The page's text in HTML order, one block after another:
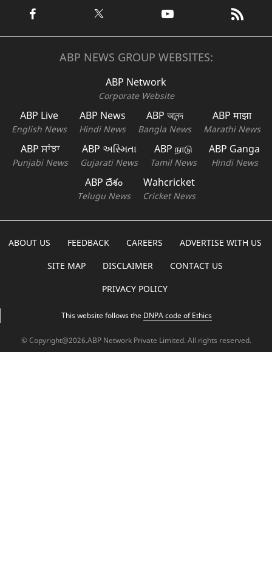
ABP NEWS GROUP WEBSITES:
ABP Network
Corporate Website
ABP Live
English News
ABP News
Hindi News
ABP আনন্দ
Bangla News
ABP माझा
Marathi News
ABP ਸਾਂਝਾ
Punjabi News
ABP અસ્મિતા
Gujarati News
ABP நாடு
Tamil News
ABP Ganga
Hindi News
ABP దేశం
Telugu News
Wahcricket
Cricket News
ABOUT US FEEDBACK CAREERS
ADVERTISE WITH US
SITE MAP
DISCLAIMER
CONTACT US
PRIVACY POLICY
This website follows the DNPA code of Ethics
© Copyright@2026.ABP Network Private Limited. All rights reserved.